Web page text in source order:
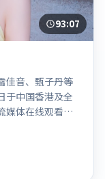
93:07
佳音、甄子丹等
于中国香港及全
媒体在线观看。
结局出人意
缉」「贾樟
09-17上映」等